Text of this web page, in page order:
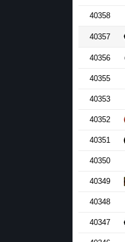
40358
40357
40356
40355
40353
40352
40351
40350
40349
40348
40347